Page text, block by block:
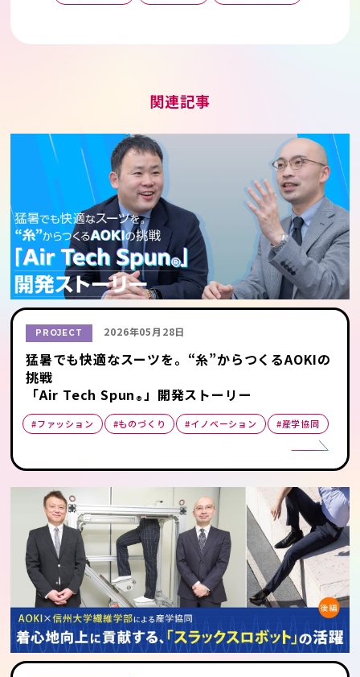
関連記事
PROJECT 2026年05月28日
猛暑でも快適なスーツを。“糸”からつくるAOKIの
挑戦
「Air Tech Spun ®」開発ストーリー
#ファッション #ものづくり #イノベーション #産学協同